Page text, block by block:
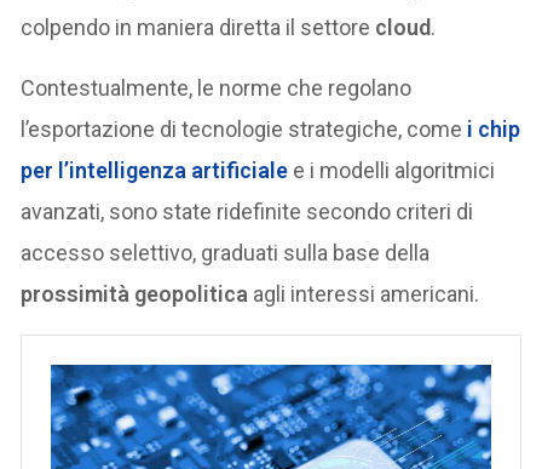
colpendo in maniera diretta il settore cloud.
Contestualmente, le norme che regolano
l’esportazione di tecnologie strategiche, come i chip
per l’intelligenza artificiale e i modelli algoritmici
avanzati, sono state ridefinite secondo criteri di
accesso selettivo, graduati sulla base della
prossimità geopolitica agli interessi americani.